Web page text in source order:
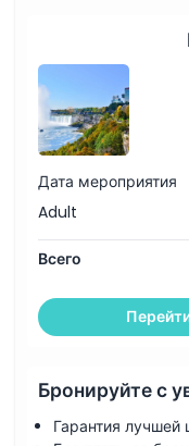
Политика в
Время подачи Время
Вещи, которые нужно
Политика отмены
Дата мероприятия
Adult
Всего
Бронируйте с
Гарантия лучшей